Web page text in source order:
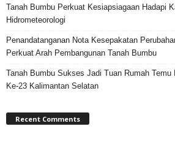
Tanah Bumbu Perkuat Kesiapsiagaan Hadapi
Hidrometeorologi
Penandatanganan Nota Kesepakatan
Perkuat Arah Pembangunan Tanah Bumbu
Tanah Bumbu Sukses Jadi Tuan Rumah
Ke-23 Kalimantan Selatan
Recent Comments